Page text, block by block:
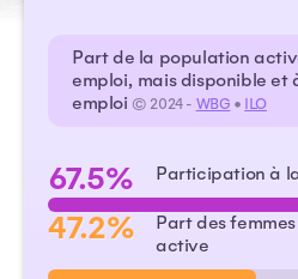
Part de la population
emploi, mais disponible et
emploi © 2024 - WBG • ILO
67.5% Participation à
47.2%
Part des
active